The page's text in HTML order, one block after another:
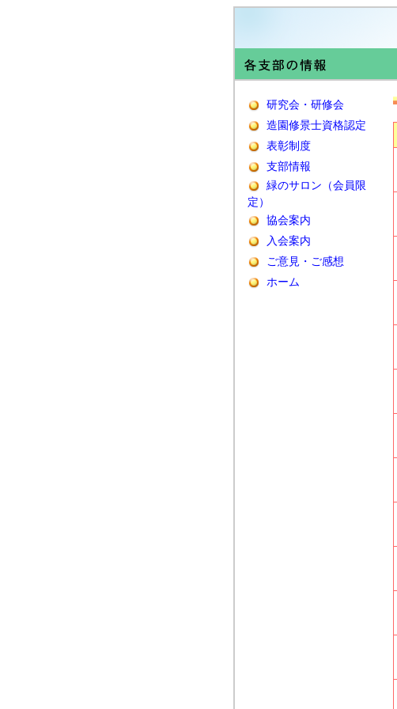
研究会・研修会
造園修景士資格認定
表彰制度
支部情報
緑のサロン（会員限
定）
協会案内
入会案内
ご意見・ご感想
ホーム